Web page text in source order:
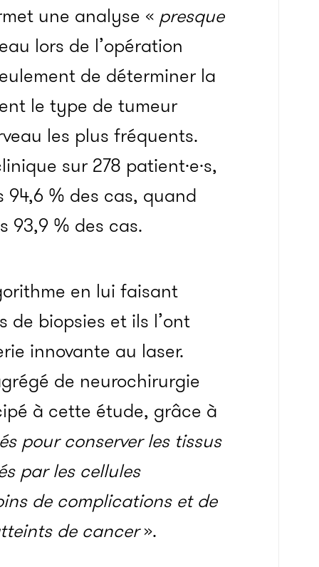
une analyse « presque
lors de l’opération
de déterminer la
le type de tumeur
les plus fréquents.
sur 278 patient·e·s,
94,6 % des cas, quand
93,9 % des cas.
en lui faisant
de biopsies et ils l’ont
innovante au laser.
de neurochirurgie
à cette étude, grâce à
pour conserver les tissus
par les cellules
de complications et de
de cancer».